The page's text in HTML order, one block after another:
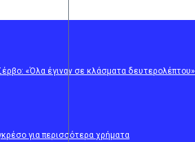
«Όλα έγιναν σε κλάσματα δευτερολέπτου»
για περισσότερα χρήματα